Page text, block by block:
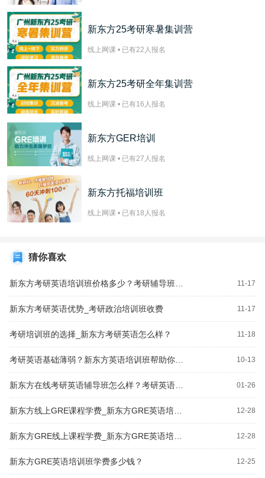
新东方25考研寒暑集训营
线上网课 • 已有22 人报名
新东方25考研全年集训营
线上网课 • 已有16 人报名
新东方GER培训
线上网课 • 已有27 人报名
新东方托福培训班
线上网课 • 已有18 人报名
猜你喜欢
11-17
新东方考研英语优势_考研政治培训班收费 11-17
考研培训班的选择_新东方考研英语怎么样？ 11-18
10-13
01-26
12-28
12-28
新东方GRE英语培训班学费多少钱？ 12-25